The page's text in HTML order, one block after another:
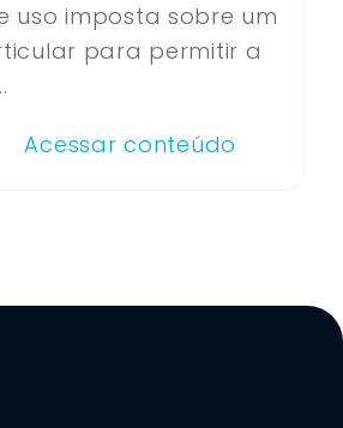
uso imposta sobre um
para permitir a
Acessar conteúdo